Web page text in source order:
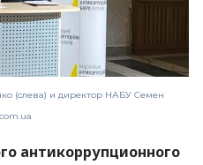
(слева) и директор НАБУ Семен
антикоррупционного